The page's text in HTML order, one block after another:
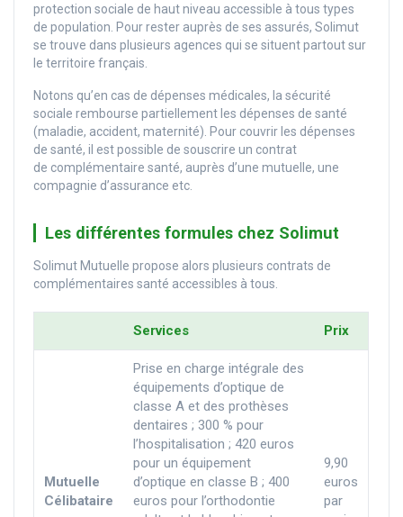
protection sociale de haut niveau accessible à tous types
de population. Pour rester auprès de ses assurés, Solimut
se trouve dans plusieurs agences qui se situent partout sur
le territoire français.
Notons qu’en cas de dépenses médicales, la sécurité
sociale rembourse partiellement les dépenses de santé
(maladie, accident, maternité). Pour couvrir les dépenses
de santé, il est possible de souscrire un contrat
de complémentaire santé, auprès d’une mutuelle, une
compagnie d’assurance etc.
Les différentes formules chez Solimut
Solimut Mutuelle propose alors plusieurs contrats de
complémentaires santé accessibles à tous.
Services Prix
Mutuelle
Célibataire
Prise en charge intégrale des
équipements d’optique de
classe A et des prothèses
dentaires ; 300 % pour
l’hospitalisation ; 420 euros
pour un équipement
d’optique en classe B ; 400
euros pour l’orthodontie
9,90
euros
par